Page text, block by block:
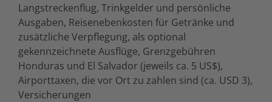
Langstreckenflug, Trinkgelder und persönliche
Ausgaben, Reisenebenkosten für Getränke und
zusätzliche Verpflegung, als optional
gekennzeichnete Ausflüge, Grenzgebühren
Honduras und El Salvador (jeweils ca. 5 US$),
Airporttaxen, die vor Ort zu zahlen sind (ca. USD 3),
Versicherungen